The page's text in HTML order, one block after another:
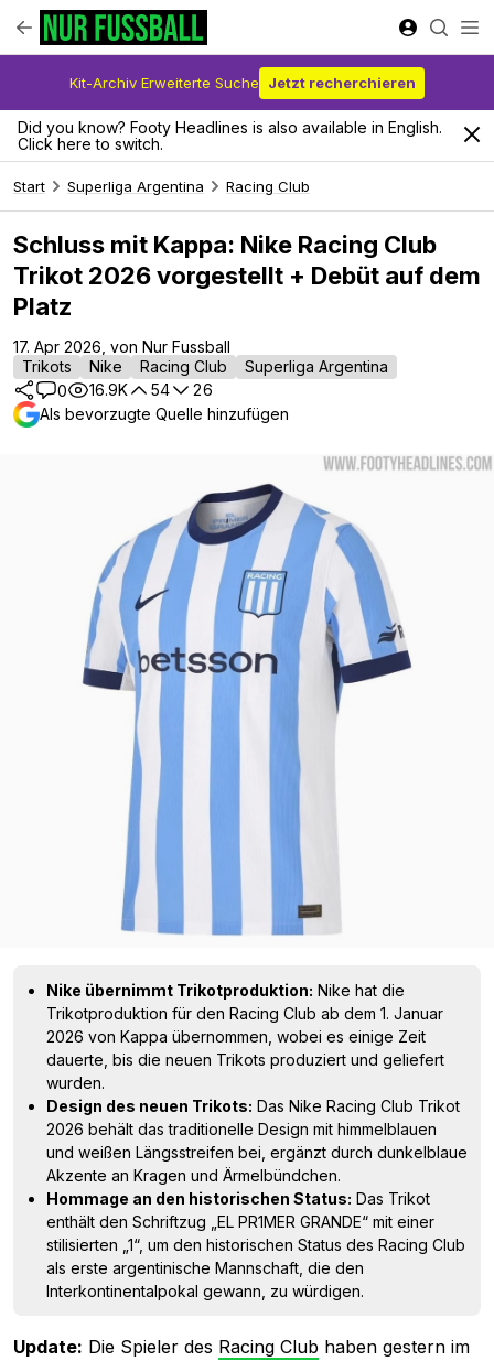
Kit-Archiv Erweiterte Suche Jetzt recherchieren
Did you know? Footy Headlines is also available in English.
Click here to switch.
Start Superliga Argentina Racing Club
Schluss mit Kappa: Nike Racing Club
Trikot 2026 vorgestellt + Debüt auf dem
Platz
17. Apr 2026, von Nur Fussball
Trikots
Nike Racing Club
Superliga Argentina
0
16.9K 54
26
Als bevorzugte Quelle hinzufügen
Nike übernimmt Trikotproduktion: Nike hat die
Trikotproduktion für den Racing Club ab dem 1. Januar
2026 von Kappa übernommen, wobei es einige Zeit
dauerte, bis die neuen Trikots produziert und geliefert
wurden.
Design des neuen Trikots: Das Nike Racing Club Trikot
2026 behält das traditionelle Design mit himmelblauen
und weißen Längsstreifen bei, ergänzt durch dunkelblaue
Akzente an Kragen und Ärmelbündchen.
Hommage an den historischen Status: Das Trikot
enthält den Schriftzug „EL PR1MER GRANDE“ mit einer
stilisierten „1“, um den historischen Status des Racing Club
als erste argentinische Mannschaft, die den
Interkontinentalpokal gewann, zu würdigen.
Update: Die Spieler des Racing Club haben gestern im